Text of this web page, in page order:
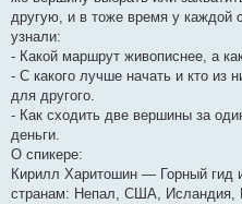
л
е
н
я
другую, и в тоже время у каждой
узнали:
- Какой маршрут живописнее, а
- С какого лучше начать и кто из
для другого.
- Как сходить две вершины за
деньги.
О спикере:
Кирилл Харитошин — Горный гид
странам: Непал, США, Исландия,